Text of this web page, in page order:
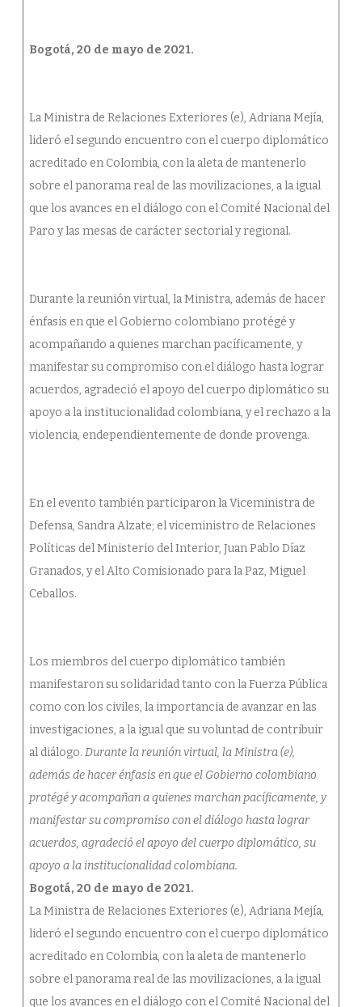
Bogotá, 20 de mayo de 2021.
La Ministra de Relaciones Exteriores (e), Adriana Mejía,
lideró el segundo encuentro con el cuerpo diplomático
acreditado en Colombia, con la aleta de mantenerlo
sobre el panorama real de las movilizaciones, a la igual
que los avances en el diálogo con el Comité Nacional del
Paro y las mesas de carácter sectorial y regional.
Durante la reunión virtual, la Ministra, además de hacer
énfasis en que el Gobierno colombiano protégé y
acompañando a quienes marchan pacíficamente, y
manifestar su compromiso con el diálogo hasta lograr
acuerdos, agradeció el apoyo del cuerpo diplomático su
apoyo a la institucionalidad colombiana, y el rechazo a la
violencia, endependientemente de donde provenga.
En el evento también participaron la Viceministra de
Defensa, Sandra Alzate; el viceministro de Relaciones
Políticas del Ministerio del Interior, Juan Pablo Díaz
Granados, y el Alto Comisionado para la Paz, Miguel
Ceballos.
Los miembros del cuerpo diplomático también
manifestaron su solidaridad tanto con la Fuerza Pública
como con los civiles, la importancia de avanzar en las
investigaciones, a la igual que su voluntad de contribuir
al diálogo. Durante la reunión virtual, la Ministra (e),
además de hacer énfasis en que el Gobierno colombiano
protégé y acompañan a quienes marchan pacíficamente, y
manifestar su compromiso con el diálogo hasta lograr
acuerdos, agradeció el apoyo del cuerpo diplomático, su
apoyo a la institucionalidad colombiana.
Bogotá, 20 de mayo de 2021.
La Ministra de Relaciones Exteriores (e), Adriana Mejía,
lideró el segundo encuentro con el cuerpo diplomático
acreditado en Colombia, con la aleta de mantenerlo
sobre el panorama real de las movilizaciones, a la igual
que los avances en el diálogo con el Comité Nacional del